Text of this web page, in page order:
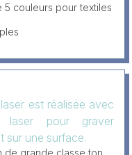
5 couleurs pour textiles
est réalisée avec
laser pour graver
sur une surface.
de grande classe ton